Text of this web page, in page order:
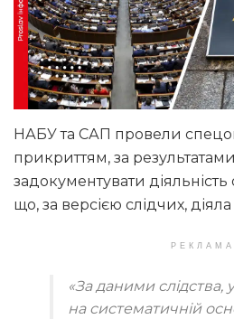
НАБУ та САП провели
прикриттям, за
задокументувати діяльність
що, за версією слідчих, діяла
РЕКЛАМА
«За даними слідства,
на систематичній